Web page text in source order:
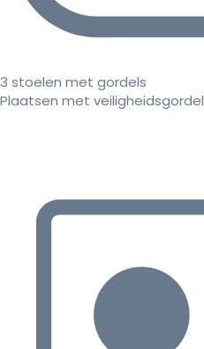
3 stoelen met gordels
Plaatsen met veiligheidsgordel